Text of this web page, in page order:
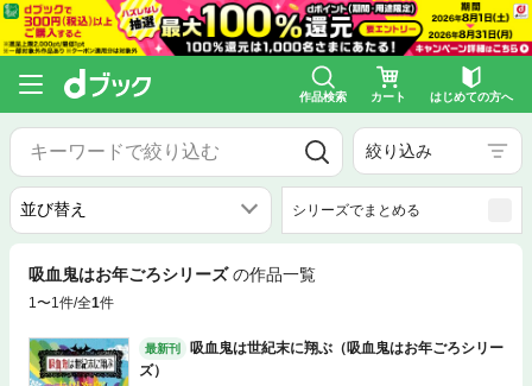
作品検索 カート はじめての方へ
絞り込み
シリーズでまとめる
吸血鬼はお年ごろシリーズ の作品一覧
1〜1件/全1件
最新刊
吸血鬼は世紀末に翔ぶ（吸血鬼はお年ごろシリー
ズ）